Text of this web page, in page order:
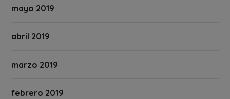
mayo 2019
abril 2019
marzo 2019
febrero 2019